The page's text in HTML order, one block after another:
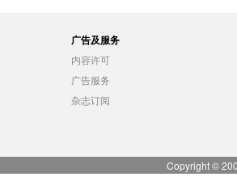
广告及服务
内容许可
广告服务
杂志订阅
Copyright ©